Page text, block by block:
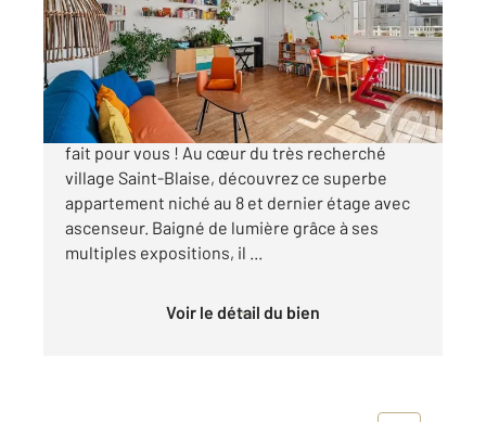
Appartement F3 à vendre
350 000 €
Amateurs du charme de l'ancien, ce bien est
fait pour vous ! Au cœur du très recherché
village Saint-Blaise, découvrez ce superbe
appartement niché au 8 et dernier étage avec
ascenseur. Baigné de lumière grâce à ses
multiples expositions, il ...
Voir le détail du bien